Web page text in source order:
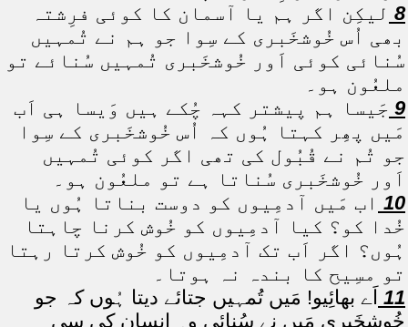
8 لیکِن اگر ہم یا آسمان کا کوئی فرِشتہ
بھی اُس خُوشخَبری کے سِوا جو ہم نے تُمہیں
سُنائی کوئی اَور خُوشخَبری تُمہیں سُنائے تو
ملعُون ہو۔
9 جَیسا ہم پیشتر کہہ چُکے ہیں وَیسا ہی اَب
مَیں پھِر کہتا ہُوں کہ اُس خُوشخَبری کے سِوا
جو تُم نے قُبُول کی تھی اگر کوئی تُمہیں
اَور خُوشخَبری سُناتا ہے تو ملعُون ہو۔
10 اب مَیں آدمِیوں کو دوست بناتا ہُوں یا
خُدا کو؟ کیا آدمِیوں کو خُوش کرنا چاہتا
ہُوں؟ اگر اَب تک آدمِیوں کو خُوش کرتا رہتا
تو مسِیح کا بندہ نہ ہوتا۔
11 اَے بھائِیو! مَیں تُمہیں جتائے دیتا ہُوں کہ جو
خُوشخَبری مَیں نے سُنائی وہ اِنسان کی سی